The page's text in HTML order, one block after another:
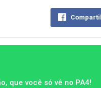
que você só vê no PA4!